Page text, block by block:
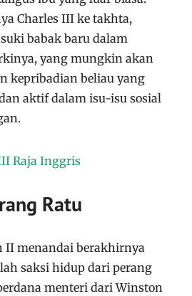
Charles III ke takhta,
babak baru dalam
yang mungkin akan
kepribadian beliau yang
aktif dalam isu-isu sosial
Raja Inggris
Ratu
II menandai berakhirnya
saksi hidup dari perang
menteri dari Winston